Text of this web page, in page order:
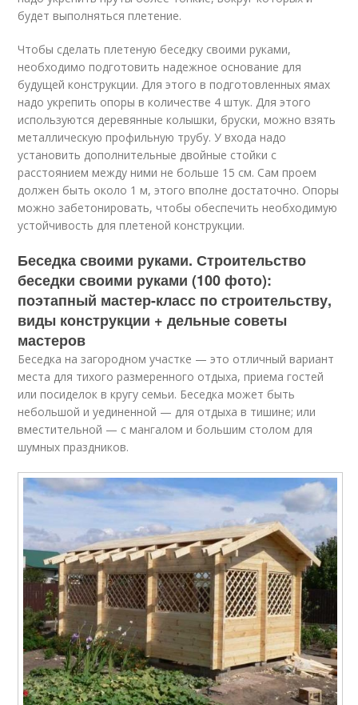
будет выполняться плетение.
Чтобы сделать плетеную беседку своими руками,
необходимо подготовить надежное основание для
будущей конструкции. Для этого в подготовленных ямах
надо укрепить опоры в количестве 4 штук. Для этого
используются деревянные колышки, бруски, можно взять
металлическую профильную трубу. У входа надо
установить дополнительные двойные стойки с
расстоянием между ними не больше 15 см. Сам проем
должен быть около 1 м, этого вполне достаточно. Опоры
можно забетонировать, чтобы обеспечить необходимую
устойчивость для плетеной конструкции.
Беседка своими руками. Строительство
беседки своими руками (100 фото):
поэтапный мастер-класс по строительству,
виды конструкции + дельные советы
мастеров
Беседка на загородном участке — это отличный вариант
места для тихого размеренного отдыха, приема гостей
или посиделок в кругу семьи. Беседка может быть
небольшой и уединенной — для отдыха в тишине; или
вместительной — с мангалом и большим столом для
шумных праздников.